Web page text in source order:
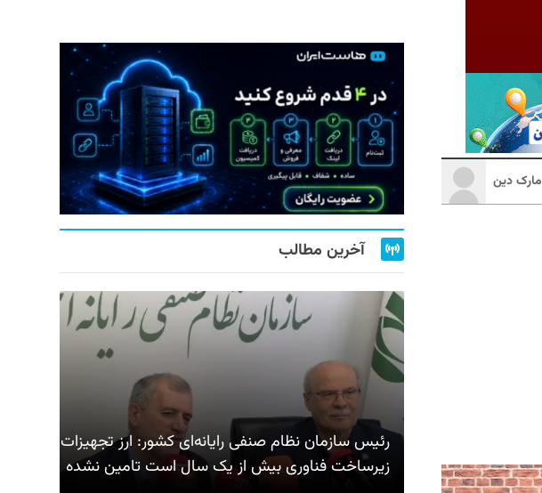
مارک دین
آخرین مطالب
رئیس سازمان نظام صنفی رایانه‌ای کشور: ارز تجهیزات
زیرساخت فناوری بیش از یک سال است تامین نشده